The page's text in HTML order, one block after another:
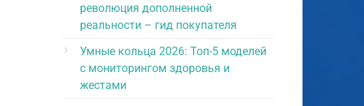
революция дополненной
реальности – гид покупателя
Умные кольца 2026: Топ-5 моделей
с мониторингом здоровья и
жестами